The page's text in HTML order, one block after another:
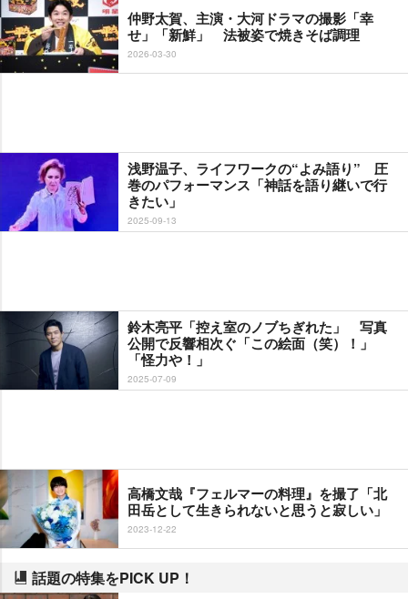
仲野太賀、主演・大河ドラマの撮影「幸
せ」「新鮮」 法被姿で焼きそば調理
2026-03-30
浅野温子、ライフワークの“よみ語り” 圧
巻のパフォーマンス「神話を語り継いで行
きたい」
2025-09-13
鈴木亮平「控え室のノブちぎれた」 写真
公開で反響相次ぐ「この絵面（笑）！」
「怪力や！」
2025-07-09
高橋文哉『フェルマーの料理』を撮了「北
田岳として生きられないと思うと寂しい」
2023-12-22
話題の特集をPICK UP！